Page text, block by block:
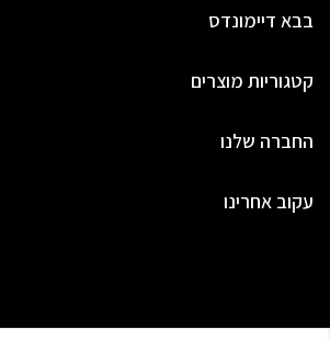
בבא דיימונדס
קטגוריות מוצרים
החברה שלנו
עקוב אחרינו